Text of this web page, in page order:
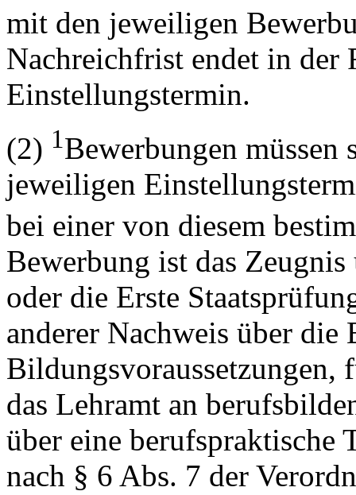
mit den jeweiligen
Nachreichfrist endet in der
Einstellungstermin.
(2) 1Bewerbungen müssen
jeweiligen
bei einer von diesem
Bewerbung ist das
oder die Erste
anderer Nachweis über
Bildungsvoraussetzungen,
das Lehramt an
über eine berufspraktische
nach § 6 Abs. 7 der